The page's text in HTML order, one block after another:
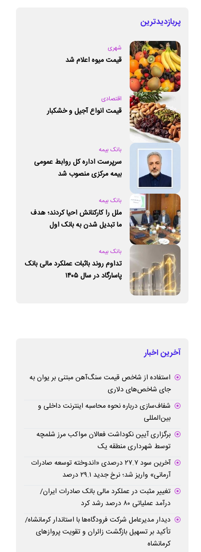
ورود فولاد سرمد به بازارهای صادراتی
کشورهای منطقه
پربازدیدترین
شهری
قیمت میوه اعلام شد
اقتصادی
قیمت انواع آجیل و خشکبار
بانک بیمه
سرپرست اداره کل روابط عمومی
بیمه مرکزی منصوب شد
بانک بیمه
ملل را کارکنانش احیا کردند؛ هدف
ما تبدیل شدن به بانک اول
بانک بیمه
تداوم روند باثبات عملکرد مالی بانک
پاسارگاد در سال ۱۴۰۵
آخرین اخبار
استفاده از شاخص قیمت سنگ‌آهن مبتنی بر یوان به
جای شاخص‌های دلاری
شفاف‌سازی درباره نحوه محاسبه اینترنت داخلی و
بین‌المللی
برگزاری آیین نکوداشت فعالان مواکب مرز شلمچه
توسط شهرداری منطقه یک
آخرین سود ۲۷.۷ درصدی «اندوخته توسعه صادرات
آرمانی» واریز شد؛ نرخ جدید ۲۹.۱ درصد
تغییر مثبت در عملکرد مالی بانک صادرات ایران/
درآمد عملیاتی ۸۰ درصد رشد کرد
دیدار مدیرعامل شرکت فرودگاه‌ها با استاندار کرمانشاه/
تأکید بر تسهیل بازگشت زائران و تقویت پروازهای
کرمانشاه